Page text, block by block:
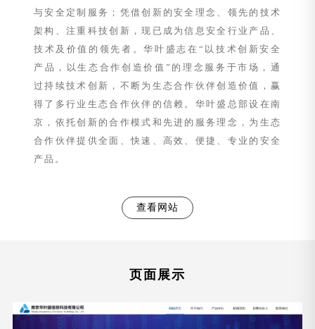
与安全定制服务；凭借创新的安全理念、领先的技术
架构、注重科技创新，现已成为信息安全行业产品、
技术及价值的领先者。华叶盛志在“以技术创新安全
产品，以生态合作创造价值”的理念服务于市场，通
过持续技术创新，不断为生态合作伙伴创造价值，赢
得了多行业生态合作伙伴的信赖。华叶盛总部设在南
京，依托创新的合作模式和先进的服务理念，为生态
合作伙伴提供全面、快速、高效、便捷、专业的安全
产品。
查看网站
页面展示